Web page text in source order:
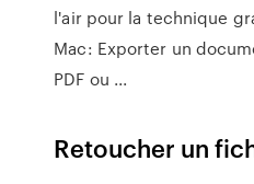
l'air pour la technique
Mac: Exporter un
PDF ou ...
Retoucher un